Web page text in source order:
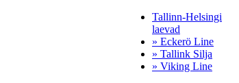
Tallinn-Helsingi
laevad
» Eckerö Line
» Tallink Silja
» Viking Line